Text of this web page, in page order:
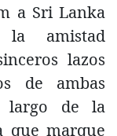
a Sri Lanka
la amistad
lazos
de ambas
largo de la
que marque